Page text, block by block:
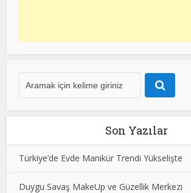
Son Yazılar
Türkiye’de Evde Manikür Trendi Yükselişte
Duygu Savaş MakeUp ve Güzellik Merkezi